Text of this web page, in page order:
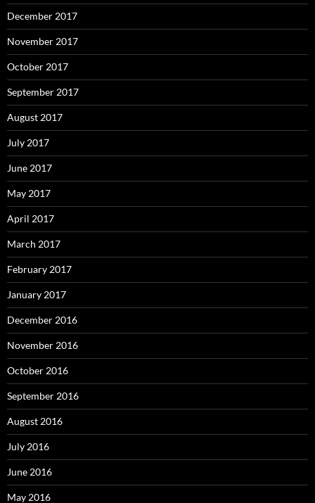
December 2017
November 2017
October 2017
September 2017
August 2017
July 2017
June 2017
May 2017
April 2017
March 2017
February 2017
January 2017
December 2016
November 2016
October 2016
September 2016
August 2016
July 2016
June 2016
May 2016